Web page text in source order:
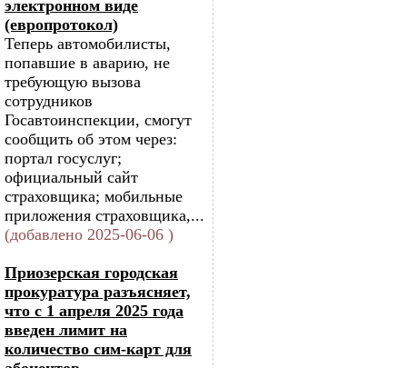
электронном виде
(европротокол)
Теперь автомобилисты,
попавшие в аварию, не
требующую вызова
сотрудников
Госавтоинспекции, смогут
сообщить об этом через:
портал госуслуг;
официальный сайт
страховщика; мобильные
приложения страховщика,...
(добавлено 2025-06-06 )
Приозерская городская
прокуратура разъясняет,
что с 1 апреля 2025 года
введен лимит на
количество сим-карт для